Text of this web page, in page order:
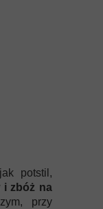
potstil,
i zbóż na
przy